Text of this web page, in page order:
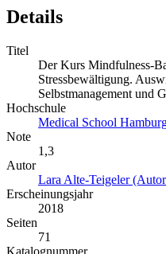
Details
Titel
Der Kurs Mindfulness-
Stressbewältigung.
Selbstmanagement und
Hochschule
Medical School
Note
1,3
Autor
Lara Alte-Teigeler
Erscheinungsjahr
2018
Seiten
71